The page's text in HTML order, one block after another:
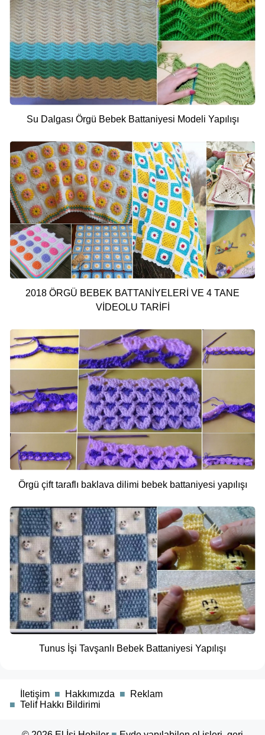
Su Dalgası Örgü Bebek Battaniyesi Modeli Yapılışı
2018 ÖRGÜ BEBEK BATTANİYELERİ VE 4 TANE
VİDEOLU TARİFİ
Örgü çift taraflı baklava dilimi bebek battaniyesi yapılışı
Tunus İşi Tavşanlı Bebek Battaniyesi Yapılışı
İletişim ■ Hakkımızda ■
Reklam
■ Telif Hakkı Bildirimi